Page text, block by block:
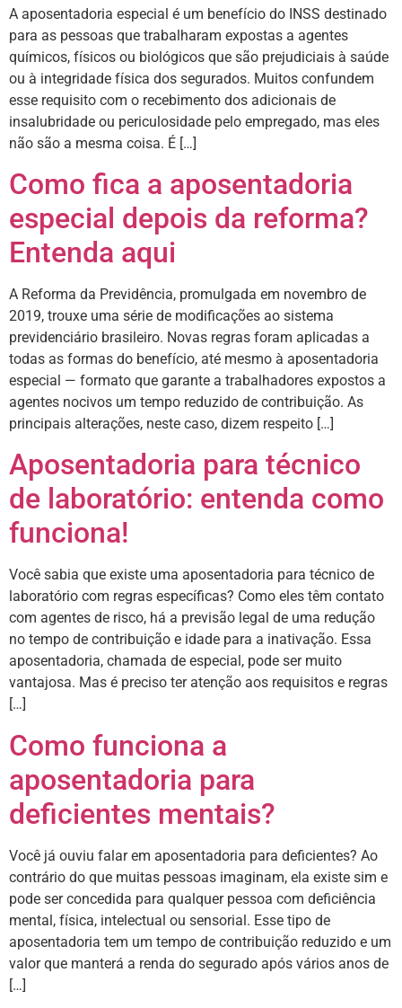
A aposentadoria especial é um benefício do INSS destinado
para as pessoas que trabalharam expostas a agentes
químicos, físicos ou biológicos que são prejudiciais à saúde
ou à integridade física dos segurados. Muitos confundem
esse requisito com o recebimento dos adicionais de
insalubridade ou periculosidade pelo empregado, mas eles
não são a mesma coisa. É […]
Como fica a aposentadoria
especial depois da reforma?
Entenda aqui
A Reforma da Previdência, promulgada em novembro de
2019, trouxe uma série de modificações ao sistema
previdenciário brasileiro. Novas regras foram aplicadas a
todas as formas do benefício, até mesmo à aposentadoria
especial — formato que garante a trabalhadores expostos a
agentes nocivos um tempo reduzido de contribuição. As
principais alterações, neste caso, dizem respeito […]
Aposentadoria para técnico
de laboratório: entenda como
funciona!
Você sabia que existe uma aposentadoria para técnico de
laboratório com regras específicas? Como eles têm contato
com agentes de risco, há a previsão legal de uma redução
no tempo de contribuição e idade para a inativação. Essa
aposentadoria, chamada de especial, pode ser muito
vantajosa. Mas é preciso ter atenção aos requisitos e regras
[…]
Como funciona a
aposentadoria para
deficientes mentais?
Você já ouviu falar em aposentadoria para deficientes? Ao
contrário do que muitas pessoas imaginam, ela existe sim e
pode ser concedida para qualquer pessoa com deficiência
mental, física, intelectual ou sensorial. Esse tipo de
aposentadoria tem um tempo de contribuição reduzido e um
valor que manterá a renda do segurado após vários anos de
[…]